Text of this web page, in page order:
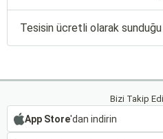
Tesisin ücretli olarak
Bizi Takip
App Store'dan indirin